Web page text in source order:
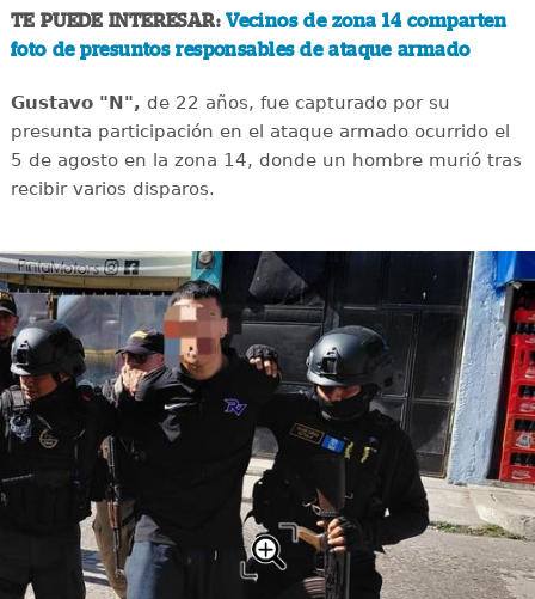
TE PUEDE INTERESAR:Vecinos de zona 14 comparten
foto de presuntos responsables de ataque armado
Gustavo "N", de 22 años, fue capturado por su
presunta participación en el ataque armado ocurrido el
5 de agosto en la zona 14, donde un hombre murió tras
recibir varios disparos.